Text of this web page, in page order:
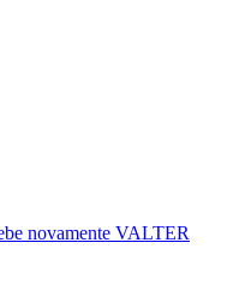
novamente VALTER